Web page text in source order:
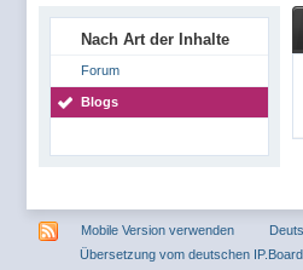
Nach Art der Inhalte
Forum
Blogs
Mobile Version verwenden
Übersetzung vom deutschen